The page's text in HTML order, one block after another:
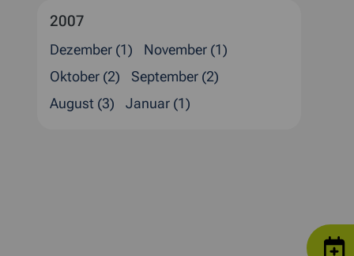
2007
Dezember (1)
November (1)
Oktober (2)
September (2)
August (3)
Januar (1)